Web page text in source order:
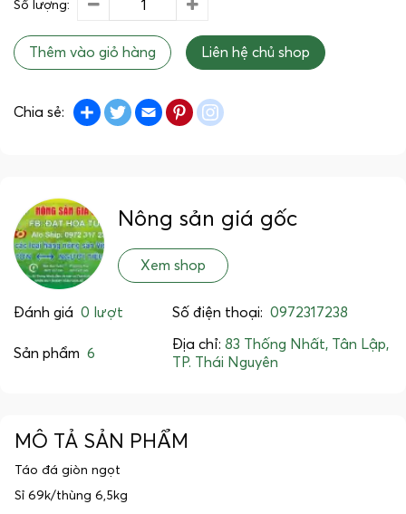
Số lượng:
Thêm vào giỏ hàng Liên hệ chủ shop
Chia sẻ: Share TwitterEmail Pinterest
Nông sản giá gốc
Xem shop
Đánh giá 0 lượt Số điện thoại: 0972317238
Sản phẩm 6
Địa chỉ: 83 Thống Nhất, Tân Lập,
TP. Thái Nguyên
MÔ TẢ SẢN PHẨM
Táo đá giòn ngọt
Sỉ 69k/thùng 6,5kg